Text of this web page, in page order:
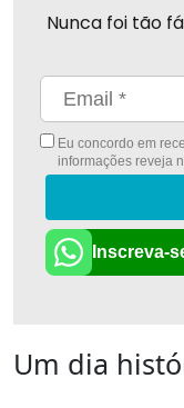
Nunca foi tão
Eu concordo em
informações reveja
Inscreva-
Um dia